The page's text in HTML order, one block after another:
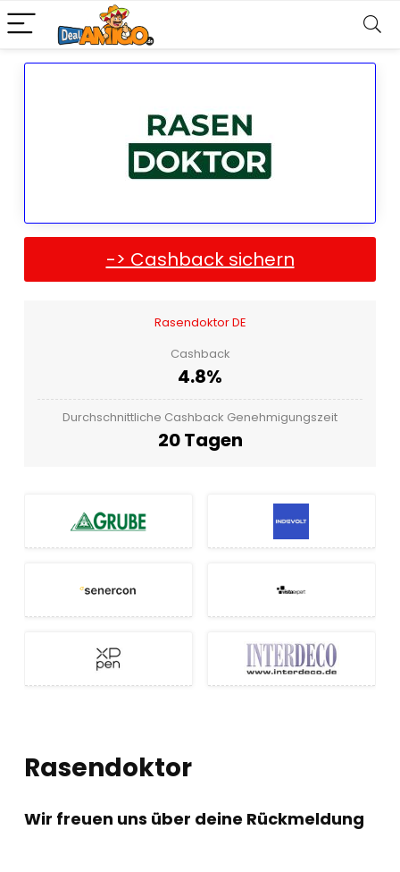
-> Cashback sichern
Rasendoktor DE
Cashback
4.8%
Durchschnittliche Cashback Genehmigungszeit
20 Tagen
Rasendoktor
Wir freuen uns über deine Rückmeldung